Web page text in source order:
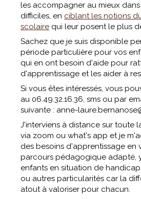
les accompagner au mieux
difficiles, en ciblant les notions
scolaire qui leur posent le plus
Sachez que je suis disponible
période particulière pour vos
qui en ont besoin d'aide pour
d'apprentissage et les aider à
Si vous êtes intéressés, vous
au 06.49.32.16.36, sms ou par
suivante : anne-
J'interviens à distance sur toute
via zoom ou what's app et je
des besoins d'apprentissage en
parcours pédagogique adapté,
enfants en situation de
ou autres particularités car la
atout à valoriser pour chacun.